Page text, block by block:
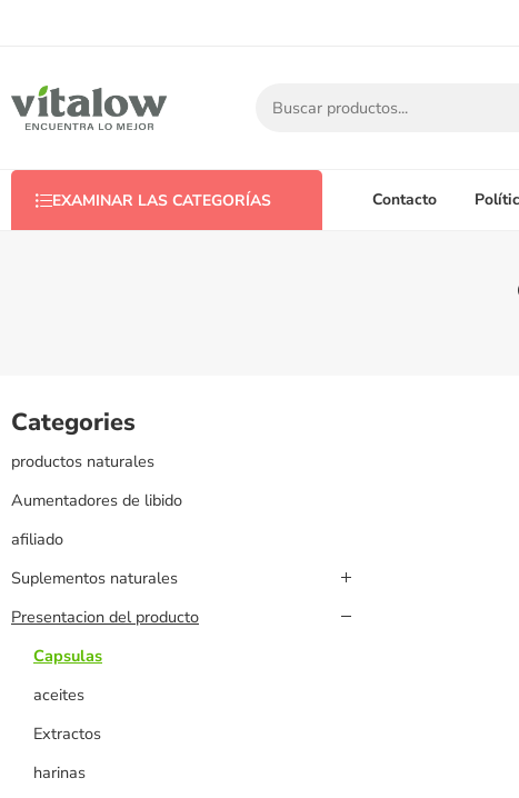
EXAMINAR LAS CATEGORÍAS Contacto
Categories
productos naturales
Aumentadores de libido
afiliado
Suplementos naturales
Presentacion del producto
Capsulas
aceites
Extractos
harinas